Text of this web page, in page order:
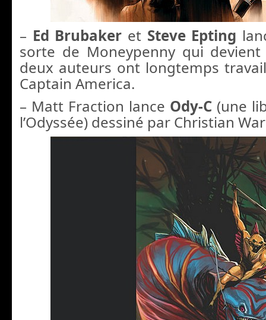
– Ed Brubaker et Steve Epting
sorte de Moneypenny qui
deux auteurs ont longtemps
Captain America.
– Matt Fraction lance Ody-C (une
l’Odyssée) dessiné par Christian